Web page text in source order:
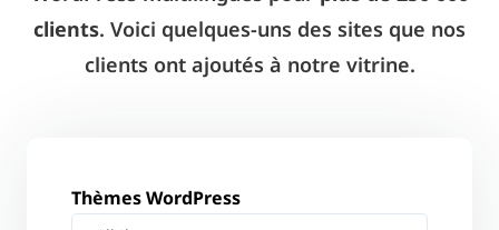
clients. Voici quelques-uns des sites que nos
clients ont ajoutés à notre vitrine.
Thèmes WordPress